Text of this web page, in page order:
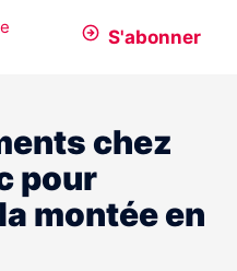
S'abonner
chez
pour
montée en